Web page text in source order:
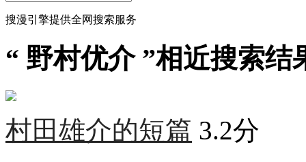
搜漫引擎提供全网搜索服务
“ 野村优介 ”相近搜索结
村田雄介的短篇 3.2分